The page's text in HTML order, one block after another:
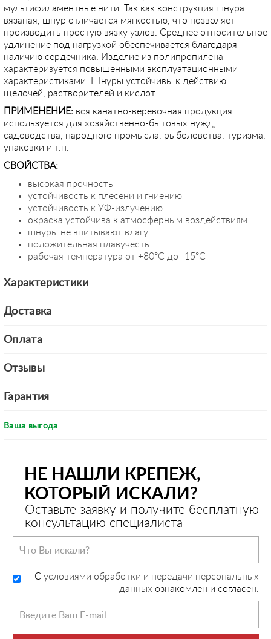
мультифиламентные нити. Так как конструкция шнура
вязаная, шнур отличается мягкостью, что позволяет
производить простую вязку узлов. Среднее относительное
удлинение под нагрузкой обеспечивается благодаря
наличию сердечника. Изделие из полипропилена
характеризуется повышенными эксплуатационными
характеристиками. Шнуры устойчивы к действию
щелочей, растворителей и кислот.
ПРИМЕНЕНИЕ: вся канатно-веревочная продукция
используется для хозяйственно-бытовых нужд,
садоводства, народного промысла, рыболовства, туризма,
упаковки и т.п.
СВОЙСТВА:
высокая прочность
устойчивость к плесени и гниению
устойчивость к УФ-излучению
окраска устойчива к атмосферным воздействиям
шнуры не впитывают влагу
положительная плавучесть
рабочая температура от +80°С до -15°С
Характеристики
Доставка
Оплата
Отзывы
Гарантия
Ваша выгода
НЕ НАШЛИ КРЕПЕЖ,
КОТОРЫЙ ИСКАЛИ?
Оставьте заявку и получите бесплатную
консультацию специалиста
C условиями обработки и передачи персональных
данных ознакомлен и согласен.